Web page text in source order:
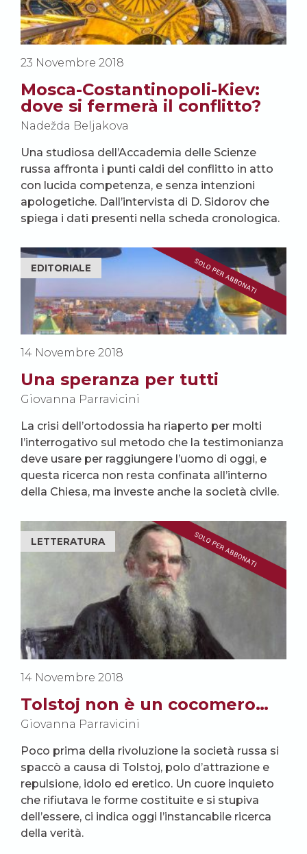
23 Novembre 2018
Mosca-Costantinopoli-Kiev:
dove si fermerà il conflitto?
Nadežda Beljakova
Una studiosa dell’Accademia delle Scienze
russa affronta i punti caldi del conflitto in atto
con lucida competenza, e senza intenzioni
apologetiche. Dall’intervista di D. Sidorov che
spiega i dati presenti nella scheda cronologica.
EDITORIALE
14 Novembre 2018
Una speranza per tutti
Giovanna Parravicini
La crisi dell’ortodossia ha riaperto per molti
l’interrogativo sul metodo che la testimonianza
deve usare per raggiungere l’uomo di oggi, e
questa ricerca non resta confinata all’interno
della Chiesa, ma investe anche la società civile.
LETTERATURA
14 Novembre 2018
Tolstoj non è un cocomero…
Giovanna Parravicini
Poco prima della rivoluzione la società russa si
spaccò a causa di Tolstoj, polo d’attrazione e
repulsione, idolo ed eretico. Un cuore inquieto
che rifiutava le forme costituite e si stupiva
dell’essere, ci indica oggi l’instancabile ricerca
della verità.